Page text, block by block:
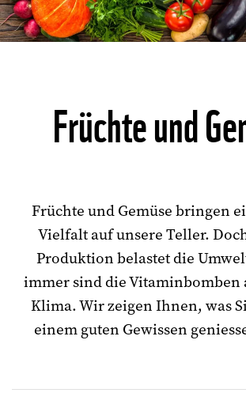
Früchte und
Früchte und Gemüse bringen
Vielfalt auf unsere Teller.
Produktion belastet die
immer sind die Vitaminbomben
Klima. Wir zeigen Ihnen, was
einem guten Gewissen